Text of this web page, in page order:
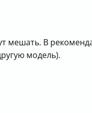
мешать. В
модель).